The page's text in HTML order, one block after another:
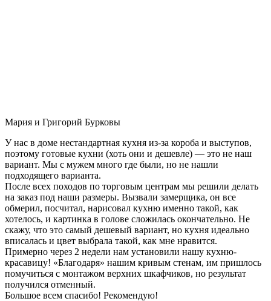
Мария и Григорий Бурковы
У нас в доме нестандартная кухня из-за короба и выступов,
поэтому готовые кухни (хоть они и дешевле) — это не наш
вариант. Мы с мужем много где были, но не нашли
подходящего варианта.
После всех походов по торговым центрам мы решили делать
на заказ под наши размеры. Вызвали замерщика, он все
обмерил, посчитал, нарисовал кухню именно такой, как
хотелось, и картинка в голове сложилась окончательно. Не
скажу, что это самый дешевый вариант, но кухня идеально
вписалась и цвет выбрала такой, как мне нравится.
Примерно через 2 недели нам установили нашу кухню-
красавицу! «Благодаря» нашим кривым стенам, им пришлось
помучиться с монтажом верхних шкафчиков, но результат
получился отменный.
Большое всем спасибо! Рекомендую!